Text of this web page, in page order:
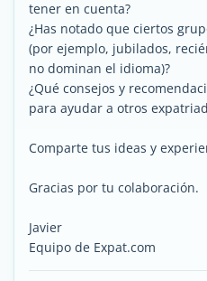
tener en cuenta?
¿Has notado que ciertos
(por ejemplo, jubilados,
no dominan el idioma)?
¿Qué consejos y
para ayudar a otros
Comparte tus ideas y
Gracias por tu colaboración.
Javier
Equipo de Expat.com